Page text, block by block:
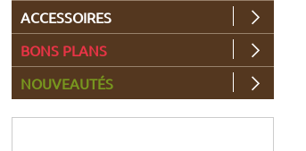
ACCESSOIRES
BONS PLANS
NOUVEAUTÉS